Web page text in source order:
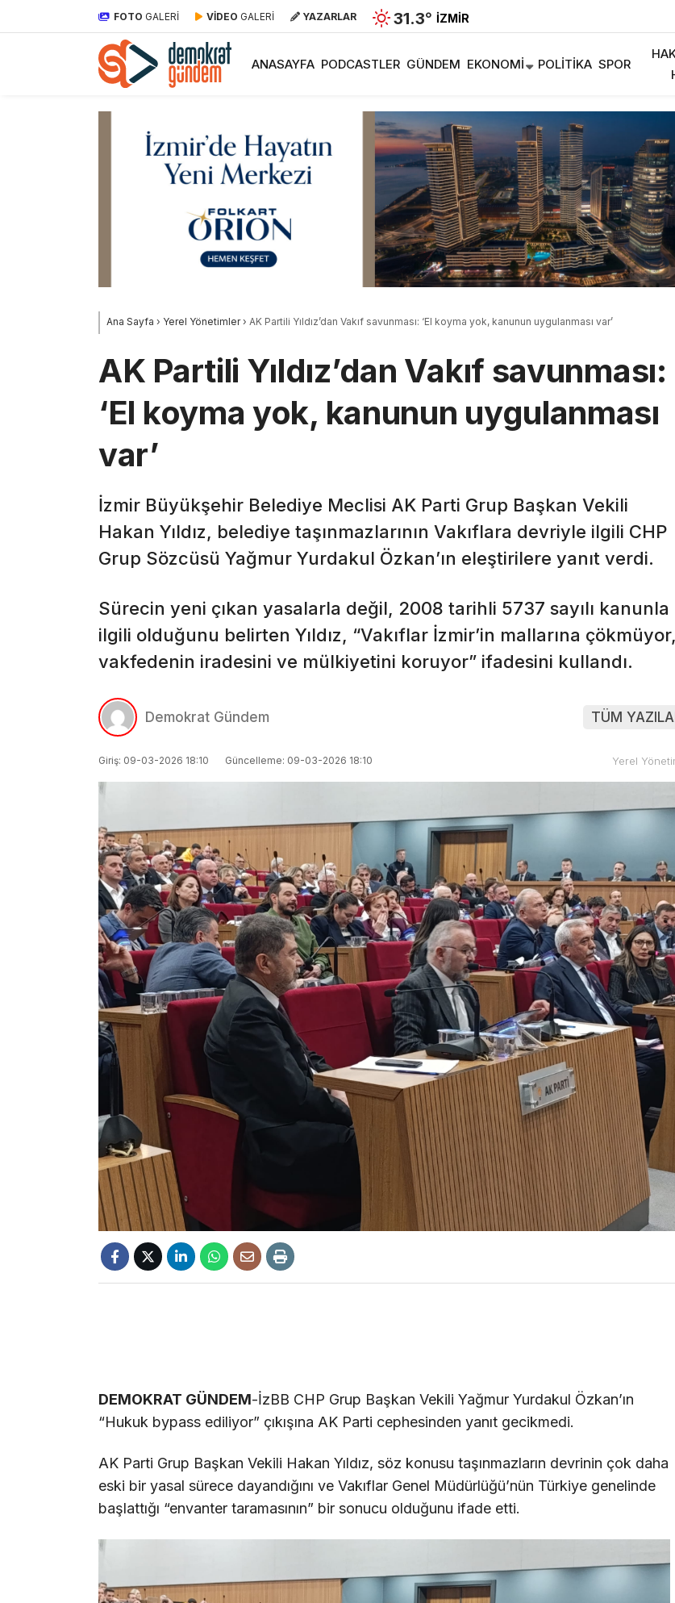
FOTO GALERİ VİDEO GALERİ YAZARLAR 31.3° İZMIR
ANASAYFA PODCASTLER GÜNDEM EKONOMI POLITIKA SPOR
Ana Sayfa › Yerel Yönetimler› AK Partili Yıldız’dan Vakıf savunması: ‘El koyma yok, kanunun uygulanması var’
AK Partili Yıldız’dan Vakıf savunması:
‘El koyma yok, kanunun uygulanması
var’
İzmir Büyükşehir Belediye Meclisi AK Parti Grup Başkan Vekili
Hakan Yıldız, belediye taşınmazlarının Vakıflara devriyle ilgili CHP
Grup Sözcüsü Yağmur Yurdakul Özkan’ın eleştirilere yanıt verdi.
Sürecin yeni çıkan yasalarla değil, 2008 tarihli 5737 sayılı kanunla
ilgili olduğunu belirten Yıldız, “Vakıflar İzmir’in mallarına çökmüyor,
vakfedenin iradesini ve mülkiyetini koruyor” ifadesini kullandı.
Demokrat Gündem TÜM
Giriş: 09-03-2026 18:10 Güncelleme: 09-03-2026 18:10 Yerel
DEMOKRAT GÜNDEM-İzBB CHP Grup Başkan Vekili Yağmur Yurdakul Özkan’ın
“Hukuk bypass ediliyor” çıkışına AK Parti cephesinden yanıt gecikmedi.
AK Parti Grup Başkan Vekili Hakan Yıldız, söz konusu taşınmazların devrinin çok daha
eski bir yasal sürece dayandığını ve Vakıflar Genel Müdürlüğü’nün Türkiye genelinde
başlattığı “envanter taramasının” bir sonucu olduğunu ifade etti.